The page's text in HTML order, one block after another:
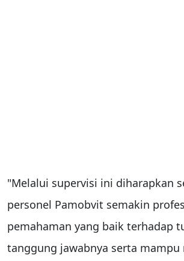
"Melalui supervisi ini diharapkan
personel Pamobvit semakin
pemahaman yang baik terhadap
tanggung jawabnya serta